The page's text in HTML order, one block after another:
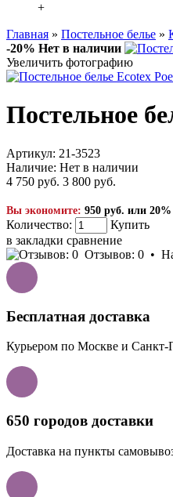
+
Главная » Постельное белье »
-20% Нет в наличии
Увеличить фотографию
Постельное
Артикул: 21-3523
Наличие: Нет в наличии
4 750 руб. 3 800 руб.
Вы экономите: 950 руб. или 20%
Количество:
Купить
в закладки сравнение
Отзывов: 0 •
Бесплатная доставка
Курьером по Москве и Санкт-
650 городов доставки
Доставка на пункты